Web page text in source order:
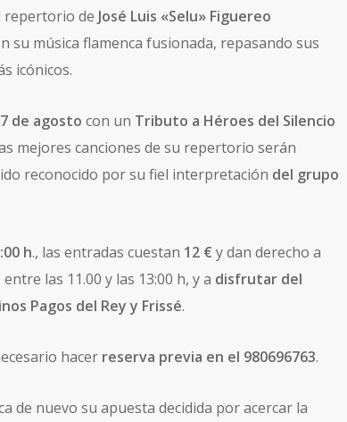
repertorio de José Luis «Selu» Figuereo
su música flamenca fusionada, repasando sus
icónicos.
de agosto con un Tributo a Héroes del Silencio
mejores canciones de su repertorio serán
reconocido por su fiel interpretación del grupo
h., las entradas cuestan 12 € y dan derecho a
entre las 11.00 y las 13:00 h, y a disfrutar del
Pagos del Rey y Frissé.
hacer reserva previa en el 980696763.
de nuevo su apuesta decidida por acercar la